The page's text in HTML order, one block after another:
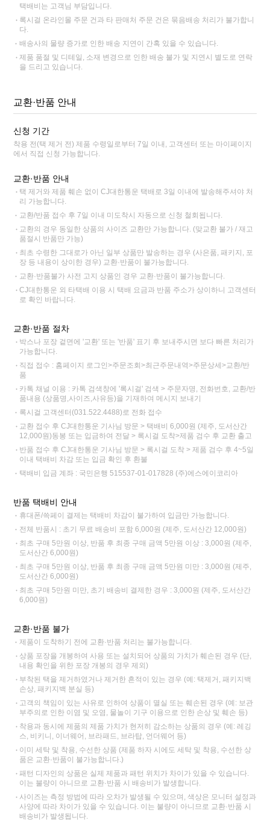
택배비는 고객님 부담입니다.
록시걸 온라인몰 주문 건과 타 판매처 주문 건은 묶음배송 처리가 불가합니
다.
배송사의 물량 증가로 인한 배송 지연이 간혹 있을 수 있습니다.
제품 품절 및 디테일, 소재 변경으로 인한 배송 불가 및 지연시 별도로 연락
을 드리고 있습니다.
교환·반품 안내
신청 기간
착용 전(택 제거 전) 제품 수령일로부터 7일 이내, 고객센터 또는 마이페이지
에서 직접 신청 가능합니다.
교환·반품 안내
택 제거와 제품 훼손 없이 CJ대한통운 택배로 3일 이내에 발송해주셔야 처
리 가능합니다.
교환/반품 접수 후 7일 이내 미도착시 자동으로 신청 철회됩니다.
교환의 경우 동일한 상품의 사이즈 교환만 가능합니다. (맞교환 불가 / 재고
품절시 반품만 가능)
최초 수령한 그대로가 아닌 일부 상품만 발송하는 경우 (사은품, 패키지, 포
장 등 내용이 상이한 경우) 교환·반품이 불가능합니다.
교환·반품불가 사전 고지 상품인 경우 교환·반품이 불가능합니다.
CJ대한통운 외 타택배 이용 시 택배 요금과 반품 주소가 상이하니 고객센터
로 확인 바랍니다.
교환·반품 절차
박스나 포장 겉면에 '교환' 또는 '반품' 표기 후 보내주시면 보다 빠른 처리가
가능합니다.
직접 접수 : 홈페이지 로그인>주문조회>최근주문내역>주문상세>교환/반
품
카톡 채널 이용 : 카톡 검색창에 '록시걸' 검색 > 주문자명, 전화번호, 교환/반
품내용 (상품명,사이즈,사유등)을 기재하여 메시지 보내기
록시걸 고객센터(031.522.4488)로 전화 접수
교환 접수 후 CJ대한통운 기사님 방문 > 택배비 6,000원 (제주, 도서산간
12,000원)동봉 또는 입금하여 전달 > 록시걸 도착>제품 검수 후 교환 출고
반품 접수 후 CJ대한통운 기사님 방문 > 록시걸 도착 > 제품 검수 후 4~5일
이내 택배비 차감 또는 입금 확인 후 환불
택배비 입금 계좌 : 국민은행 515537-01-017828 (주)에스에이코리아
반품 택배비 안내
휴대폰/쓱페이 결제는 택배비 차감이 불가하여 입금만 가능합니다.
전체 반품시 : 초기 무료 배송비 포함 6,000원 (제주, 도서산간 12,000원)
최초 구매 5만원 이상, 반품 후 최종 구매 금액 5만원 이상 : 3,000원 (제주,
도서산간 6,000원)
최초 구매 5만원 이상, 반품 후 최종 구매 금액 5만원 미만 : 3,000원 (제주,
도서산간 6,000원)
최초 구매 5만원 미만, 초기 배송비 결제한 경우 : 3,000원 (제주, 도서산간
6,000원)
교환·반품 불가
제품이 도착하기 전에 교환·반품 처리는 불가능합니다.
상품 포장을 개봉하여 사용 또는 설치되어 상품의 가치가 훼손된 경우 (단,
내용 확인을 위한 포장 개봉의 경우 제외)
부착된 택을 제거하였거나 제거한 흔적이 있는 경우 (예: 택제거, 패키지백
손상, 패키지백 분실 등)
고객의 책임이 있는 사유로 인하여 상품이 멸실 또는 훼손된 경우 (예: 보관
부주의로 인한 이염 및 오염, 물놀이 기구 이용으로 인한 손상 및 훼손 등)
착용과 동시에 제품의 제품 가치가 현저히 감소하는 상품의 경우 (예: 레깅
스, 비키니, 이너웨어, 브라패드, 브라탑, 언더웨어 등)
이미 세탁 및 착용, 수선한 상품 (제품 하자 시에도 세탁 및 착용, 수선한 상
품은 교환·반품이 불가능합니다.)
패턴 디자인의 상품은 실제 제품과 패턴 위치가 차이가 있을 수 있습니다.
이는 불량이 아니므로 교환·반품 시 배송비가 발생합니다.
사이즈는 측정 방법에 따라 오차가 발생될 수 있으며, 색상은 모니터 설정과
사양에 따라 차이가 있을 수 있습니다. 이는 불량이 아니므로 교환·반품 시
배송비가 발생됩니다.